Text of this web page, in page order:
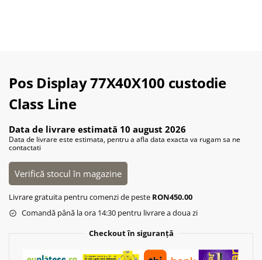
Pos Display 77X40X100 custodie
Class Line
Data de livrare estimată 10 august 2026
Data de livrare este estimata, pentru a afla data exacta va rugam sa ne
contactati
Verifică stocul în magazine
Livrare gratuita pentru comenzi de peste RON450.00
Comandă până la ora 14:30 pentru livrare a doua zi
Checkout în siguranță